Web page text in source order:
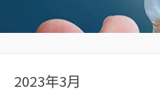
2023年3月